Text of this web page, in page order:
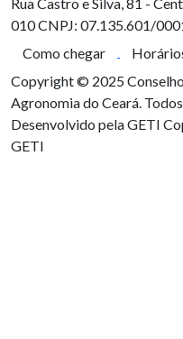
010CNPJ: 07.135.601/
Como chegar
Copyright © 2025
Agronomia do Ceará.
Desenvolvido pela GETI
GETI